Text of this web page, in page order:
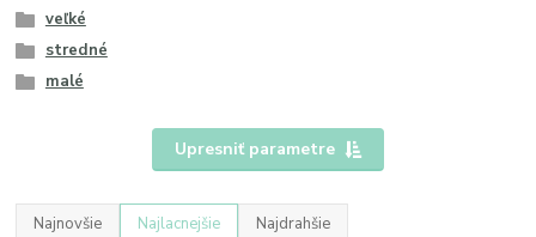
veľké
stredné
malé
Upresniť parametre
Najnovšie Najlacnejšie Najdrahšie